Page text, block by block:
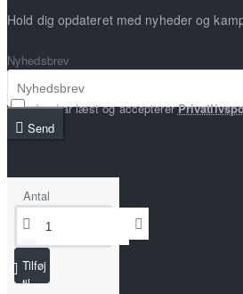
Antal
Tilføj
til
Hold dig opdateret med nyheder og
Nyhedsbrev
Send
Jeg har læst og accepterer